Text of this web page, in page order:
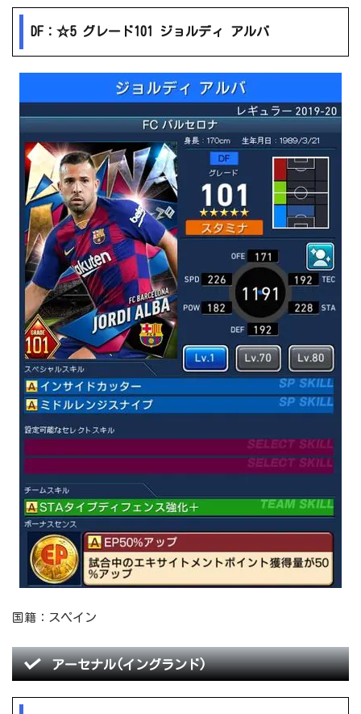
DF：☆5 グレード101 ジョルディ アルバ
国籍：スペイン
アーセナル(イングランド)